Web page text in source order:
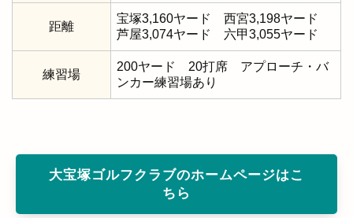
距離
宝塚3,160ヤード 西宮3,198ヤード
芦屋3,074ヤード 六甲3,055ヤード
練習場
200ヤード 20打席 アプローチ・バ
ンカー練習場あり
大宝塚ゴルフクラブのホームページはこ
ちら